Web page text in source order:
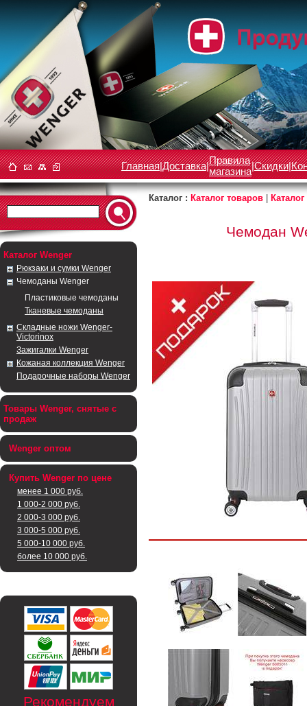
Главная|Доставка|Правила
магазина|Скидки|
Каталог Wenger
Рюкзаки и сумки Wenger
Чемоданы Wenger
Пластиковые чемоданы
Тканевые чемоданы
Складные ножи Wenger-
Victorinox
Зажигалки Wenger
Кожаная коллекция Wenger
Подарочные наборы Wenger
Товары Wenger, снятые с
продаж
Wenger оптом
Купить Wenger по цене
менее 1 000 руб.
1 000-2 000 руб.
2 000-3 000 руб.
3 000-5 000 руб.
5 000-10 000 руб.
более 10 000 руб.
Рекомендуем
Каталог : Каталог товаров
Чемодан